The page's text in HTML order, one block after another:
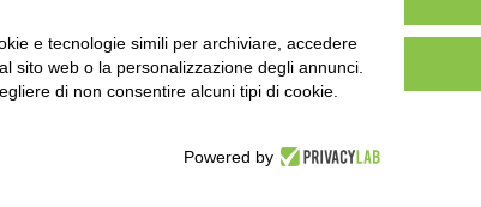
Top Doctors 2021
Copyright 2026 ©
e tecnologie simili per archiviare, accedere
sito web o la personalizzazione degli annunci.
di non consentire alcuni tipi di cookie.
Powered by